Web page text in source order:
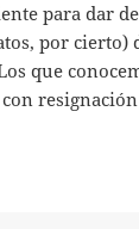
para dar
por cierto)
que